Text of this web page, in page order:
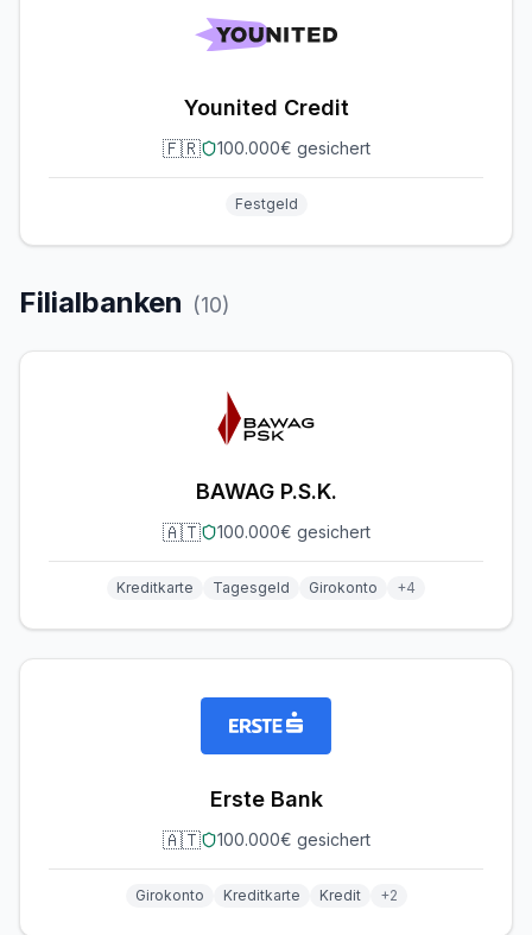
Younited Credit
🇫🇷 100.000€ gesichert
Festgeld
Filialbanken (10)
BAWAG P.S.K.
🇦🇹 100.000€ gesichert
Kreditkarte Tagesgeld Girokonto +4
Erste Bank
🇦🇹 100.000€ gesichert
Girokonto Kreditkarte Kredit +2